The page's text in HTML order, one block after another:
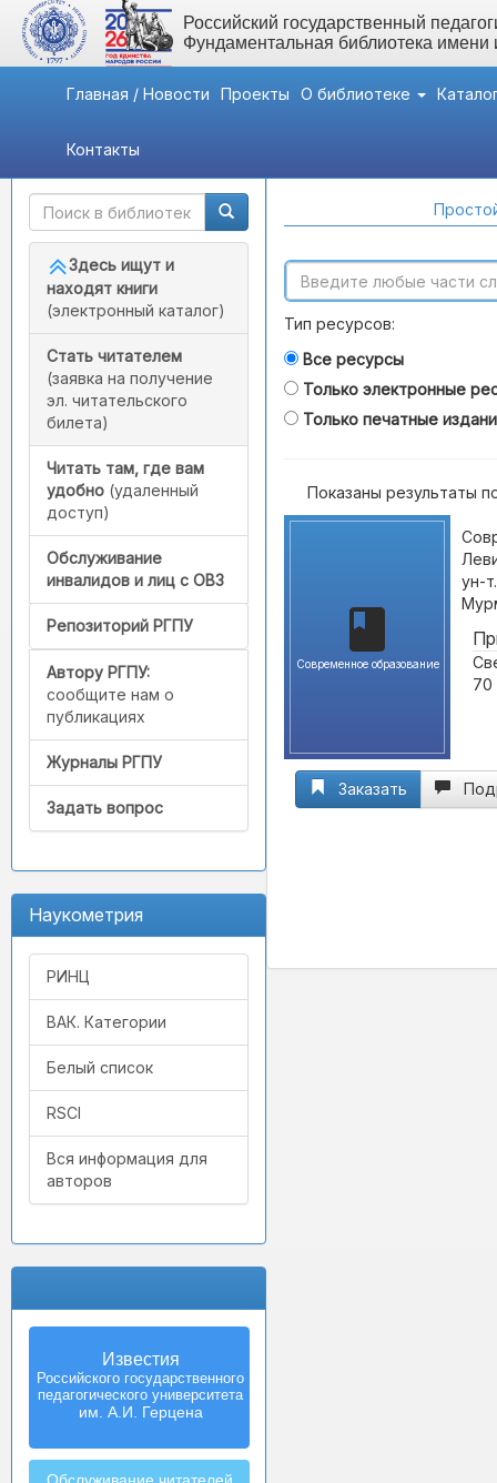
Российский государственный
Фундаментальная библиотека
Главная / Новости Проекты О библиотеке
Контакты
Быстрый доступ
Здесь ищут и
находят книги
(электронный каталог)
Стать читателем
(заявка на получение
эл. читательского
билета)
Читать там, где вам
удобно (удаленный
доступ)
Обслуживание
инвалидов и лиц с ОВЗ
Репозиторий РГПУ
Автору РГПУ:
сообщите нам о
публикациях
Журналы РГПУ
Задать вопрос
Наукометрия
РИНЦ
ВАК. Категории
Белый список
RSCI
Вся информация для
авторов
Известия
Российского государственного
педагогического университета
им. А.И. Герцена
Тип ресурсов:
Все ресурсы
Только электронные
Только печатные
Показаны результаты
Современное образование
ун-
70
Заказать